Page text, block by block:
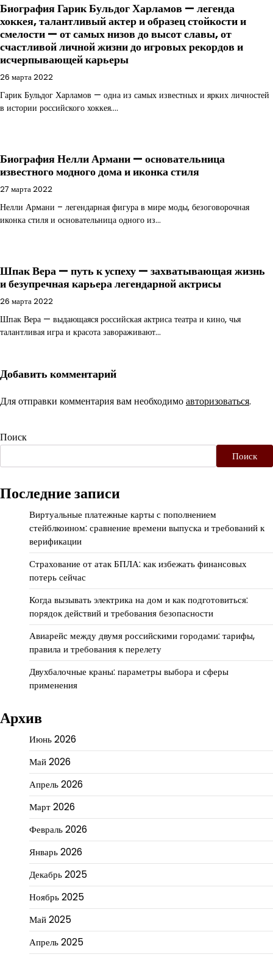
Биография Гарик Бульдог Харламов — легенда
хоккея, талантливый актер и образец стойкости и
смелости — от самых низов до высот славы, от
счастливой личной жизни до игровых рекордов и
исчерпывающей карьеры
26 марта 2022
Гарик Бульдог Харламов — одна из самых известных и ярких личностей
в истории российского хоккея.…
Биография Нелли Армани — основательница
известного модного дома и иконка стиля
27 марта 2022
Нелли Армани – легендарная фигура в мире моды, безоговорочная
иконка стиля и основательница одного из…
Шпак Вера — путь к успеху — захватывающая жизнь
и безупречная карьера легендарной актрисы
26 марта 2022
Шпак Вера — выдающаяся российская актриса театра и кино, чья
талантливая игра и красота завораживают…
Добавить комментарий
Для отправки комментария вам необходимоавторизоваться.
Поиск
Поиск
Последние записи
Виртуальные платежные карты с пополнением
стейблкоином: сравнение времени выпуска и требований к
верификации
Страхование от атак БПЛА: как избежать финансовых
потерь сейчас
Когда вызывать электрика на дом и как подготовиться:
порядок действий и требования безопасности
Авиарейс между двумя российскими городами: тарифы,
правила и требования к перелету
Двухбалочные краны: параметры выбора и сферы
применения
Архив
Июнь 2026
Май 2026
Апрель 2026
Март 2026
Февраль 2026
Январь 2026
Декабрь 2025
Ноябрь 2025
Май 2025
Апрель 2025